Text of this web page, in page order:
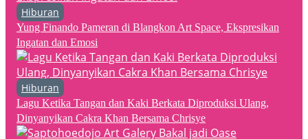
Hiburan
Yung Finando Pameran di Blangkon Art Space, Ekspresikan
Ingatan dan Emosi
Hiburan
Lagu Ketika Tangan dan Kaki Berkata Diproduksi Ulang,
Dinyanyikan Cakra Khan Bersama Chrisye